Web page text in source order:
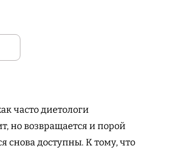
часто диетологи
но возвращается и порой
снова доступны. К тому, что